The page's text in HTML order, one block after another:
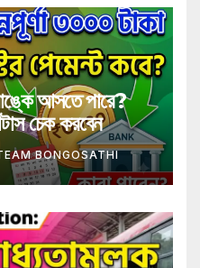
আসতে পারে?
চেক করবেন
BONGOSATHI